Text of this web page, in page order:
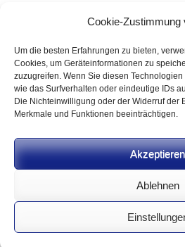
Cookie-Zustimmung
Um die besten Erfahrungen zu bieten,
Cookies, um Geräteinformationen zu
zuzugreifen. Wenn Sie diesen
wie das Surfverhalten oder eindeutige IDs
Die Nichteinwilligung oder der Widerruf der
Merkmale und Funktionen beeinträchtigen.
Akzeptieren
Ablehnen
Vorname oder ganzer Name
Email
Alle Neuigkeiten sofort
Datenschutzerklärung.